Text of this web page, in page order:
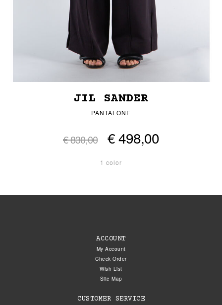
JIL SANDER
PANTALONE
€ 830,00 € 498,00
1 color
ACCOUNT
My Account
Check Order
Wish List
Site Map
CUSTOMER SERVICE